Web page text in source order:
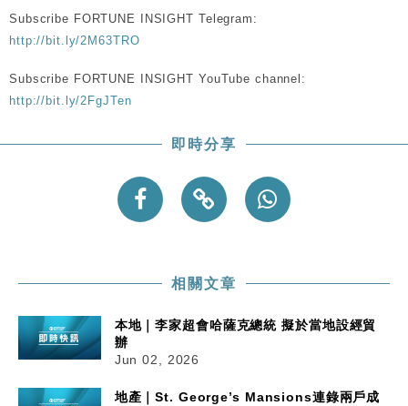
Subscribe FORTUNE INSIGHT Telegram:
http://bit.ly/2M63TRO
Subscribe FORTUNE INSIGHT YouTube channel:
http://bit.ly/2FgJTen
即時分享
相關文章
本地｜李家超會哈薩克總統 擬於當地設經貿
辦
Jun 02, 2026
地產｜St. George’s Mansions連錄兩戶成